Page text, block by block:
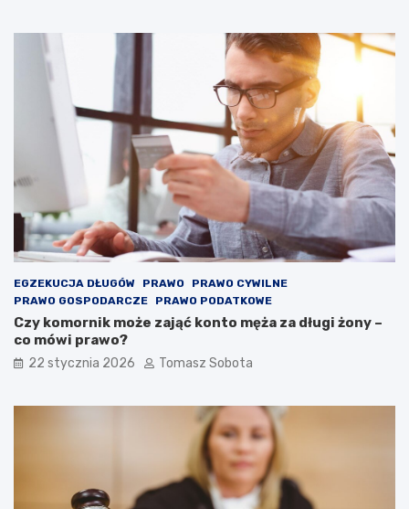
EGZEKUCJA DŁUGÓW PRAWO
PRAWO CYWILNE
PRAWO GOSPODARCZE
PRAWO PODATKOWE
Czy komornik może zająć konto męża za długi żony –
co mówi prawo?
22 stycznia 2026 Tomasz Sobota